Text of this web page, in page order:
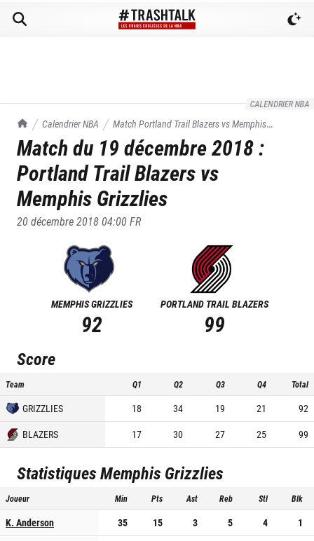
CALENDRIER NBA
TrashTalk Actu NBA
Calendrier NBA Match Portland Trail Blazers vsMemphis
Grizzlies du19/12/2018
Match du 19 décembre 2018:
Portland Trail Blazers vs
Memphis Grizzlies
20 décembre 2018 04:00FR
MEMPHIS GRIZZLIES
92
PORTLAND TRAIL BLAZERS
99
Score
Team Q1 Q2 Q3 Q4 Total
GRIZZLIES 18 34 19 21
92
BLAZERS
17 30 27 25 99
StatistiquesMemphis Grizzlies
Joueur Min Pts Ast Reb Stl Blk
K. Anderson 35 15 3 5 4
1